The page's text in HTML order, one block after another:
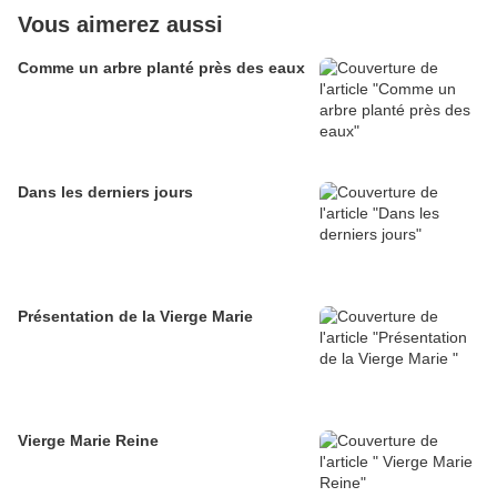
Vous aimerez aussi
Comme un arbre planté près des eaux
Dans les derniers jours
Présentation de la Vierge Marie
Vierge Marie Reine